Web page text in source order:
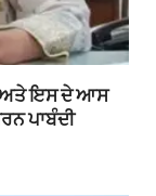
ਅਤੇ ਇਸ ਦੇ ਆਸ
ਪਾਬੰਦੀ